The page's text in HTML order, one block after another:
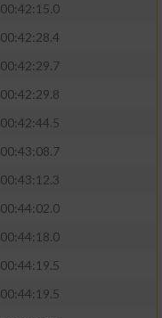
00:42:15.0
00:42:28.4
00:42:29.7
00:42:29.8
00:42:44.5
00:43:08.7
00:43:12.3
00:44:02.0
00:44:18.0
00:44:19.5
00:44:19.5